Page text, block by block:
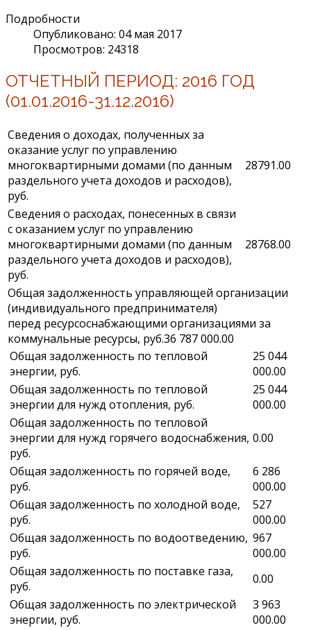
Подробности
Опубликовано: 04 мая 2017
Просмотров: 24318
ОТЧЕТНЫЙ ПЕРИОД: 2016 ГОД
(01.01.2016-31.12.2016)
Сведения о доходах, полученных за
оказание услуг по управлению
многоквартирными домами (по данным
раздельного учета доходов и расходов),
руб.
28791.00
Сведения о расходах, понесенных в связи
с оказанием услуг по управлению
многоквартирными домами (по данным
раздельного учета доходов и расходов),
руб.
28768.00
Общая задолженность управляющей организации
(индивидуального предпринимателя)
перед ресурсоснабжающими организациями за
коммунальные ресурсы, руб.36 787 000.00
Общая задолженность по тепловой
энергии, руб.
25 044
000.00
Общая задолженность по тепловой
энергии для нужд отопления, руб.
25 044
000.00
Общая задолженность по тепловой
энергии для нужд горячего водоснабжения,
руб.
0.00
Общая задолженность по горячей воде,
руб.
6 286
000.00
Общая задолженность по холодной воде,
руб.
527
000.00
Общая задолженность по водоотведению,
руб.
967
000.00
Общая задолженность по поставке газа,
руб.
0.00
Общая задолженность по электрической
энергии, руб.
3 963
000.00